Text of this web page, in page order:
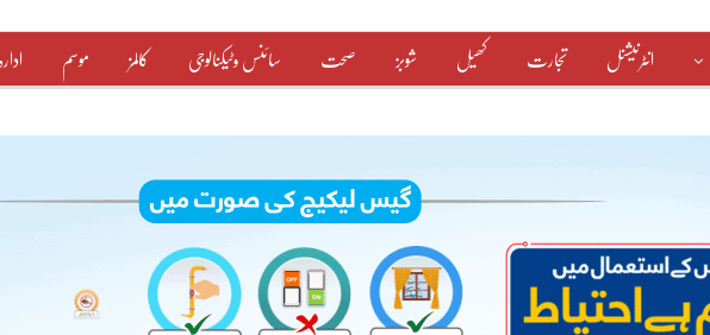
انٹرنیشنل تجارت کھیل شوبز صحت سائنس وٹیکنالوجی کالمز موسم ادارہ